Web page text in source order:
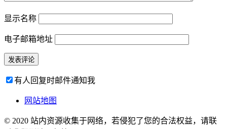
显示名称
电子邮箱地址
有人回复时邮件通知我
网站地图
© 2020 站内资源收集于网络，若侵犯了您的合法权益，请联